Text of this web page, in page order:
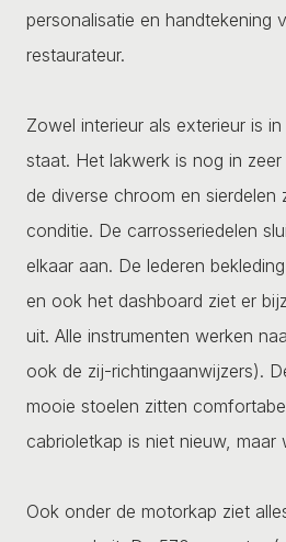
personalisatie en handtekening
restaurateur.
Zowel interieur als exterieur is
staat. Het lakwerk is nog in
de diverse chroom en sierdelen
conditie. De carrosseriedelen
elkaar aan. De lederen
en ook het dashboard ziet er
uit. Alle instrumenten werken
ook de zij-richtingaanwijzers).
mooie stoelen zitten
cabrioletkap is niet nieuw, maar
Ook onder de motorkap ziet